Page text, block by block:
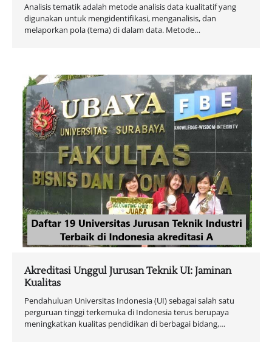
Analisis tematik adalah metode analisis data kualitatif yang
digunakan untuk mengidentifikasi, menganalisis, dan
melaporkan pola (tema) di dalam data. Metode…
Akreditasi Unggul Jurusan Teknik UI: Jaminan
Kualitas
Pendahuluan Universitas Indonesia (UI) sebagai salah satu
perguruan tinggi terkemuka di Indonesia terus berupaya
meningkatkan kualitas pendidikan di berbagai bidang,…